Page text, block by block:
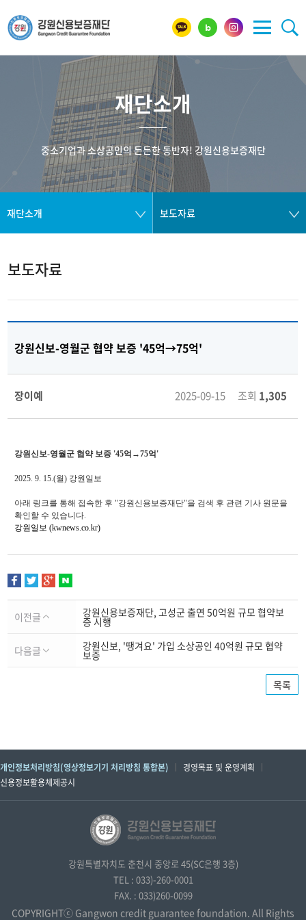
재단소개
중소기업과 소상공인의 든든한 동반자! 강원신용보증재단
재단소개 보도자료
보도자료
강원신보-영월군 협약 보증 '45억→75억'
장이예 2025-09-15 조회 1,305
강원신보-영월군 협약 보증 '45억→75억'
2025. 9. 15.(월) 강원일보
아래 링크를 통해 접속한 후 "강원신용보증재단"을 검색 후 관련 기사 원문을
확인할 수 있습니다.
강원일보 (kwnews.co.kr)
이전글 강원신용보증재단, 고성군 출연 50억원 규모 협약보
증 시행
다음글 강원신보, '땡겨요' 가입 소상공인 40억원 규모 협약
보증
목록
개인정보처리방침(영상정보기기 처리방침 통합본)
경영목표 및 운영계획
신용정보활용체제공시
강원특별자치도 춘천시 중앙로 45(SC은행 3층)
TEL : 033)-260-0001
FAX. : 033)260-0099
COPYRIGHTⓒ Gangwon credit guarantee foundation. All Rights